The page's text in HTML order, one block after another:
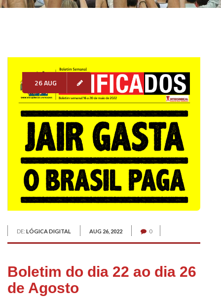
26 AUG
DE: LÓGICA DIGITAL AUG 26, 2022 0
Boletim do dia 22 ao dia 26
de Agosto